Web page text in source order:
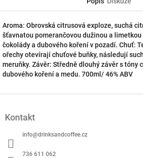
Aroma: Obrovská citrusová exploze, suchá
šťavnatou pomerančovou dužinou a limetkou
čokolády a dubového koření v pozadí. Chuť:
ořechy otevírají chuťové buňky, následují
meruňky. Závěr: Středně dlouhý závěr s tóny
dubového koření a medu. 700ml/ 46% ABV
Kontakt
info@drinksandcoffee.cz
736 611 062